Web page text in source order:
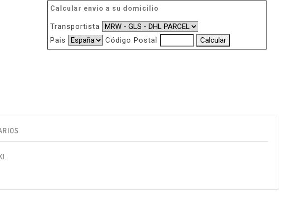
Calcular envio a su domicilio
Transportista
Pais
Código Postal